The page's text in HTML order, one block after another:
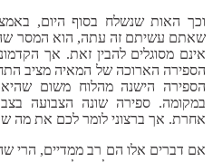
וכך האות שנשלח בסוף היום,
שאתם עשיתם זה עתה, הוא המסר
אינם מסוגלים להבין זאת. אך
הספירה הארוכה של המאיה מציב
הספירה הישנה מהלוח משום
במקומה. ספירה שונה הצבועה
אחרת. אך ברצוני לומר לכם את מה
אם דברים אלו הם רב ממדיים, הרי